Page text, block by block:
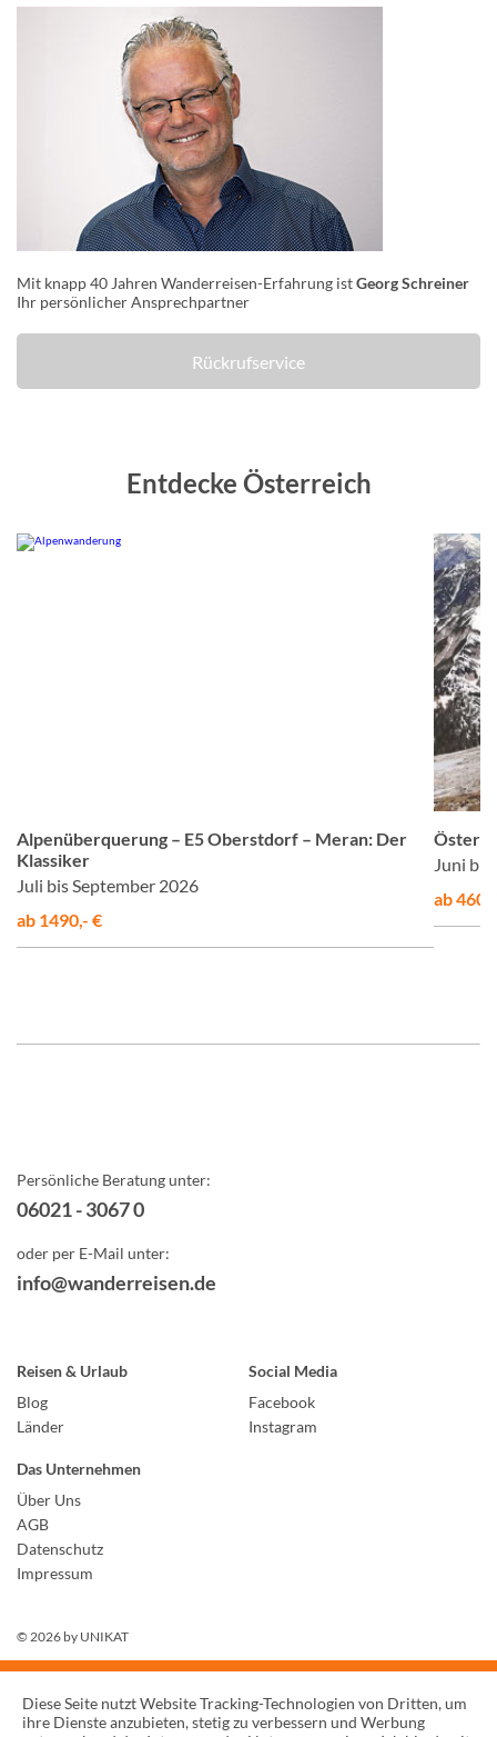
Mit knapp 40 Jahren Wanderreisen-Erfahrung istGeorg Schreiner
Ihr persönlicher Ansprechpartner
Rückrufservice
Entdecke Österreich
Alpenüberquerung – E5 Oberstdorf – Meran: Der
Klassiker
Juli bis September 2026
ab 1490,- €
Juni
ab
Persönliche Beratung unter:
06021 - 3067 0
oder per E-Mail unter:
info@wanderreisen.de
Reisen & Urlaub
Blog
Länder
Social Media
Facebook
Instagram
Das Unternehmen
Über Uns
AGB
Datenschutz
Impressum
© 2026 by UNIKAT
Diese Seite nutzt Website Tracking-Technologien von Dritten, um
ihre Dienste anzubieten, stetig zu verbessern und Werbung